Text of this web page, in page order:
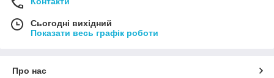
Сьогодні вихідний
Показати весь графік роботи
Про нас